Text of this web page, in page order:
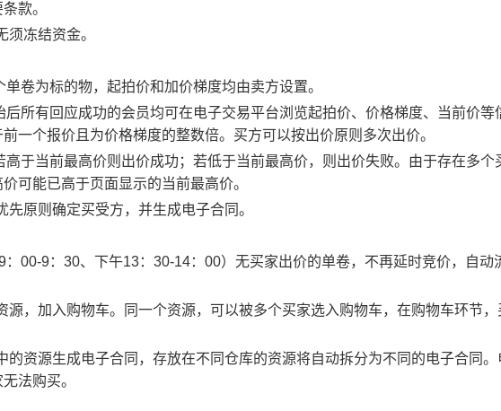
款。
冻结资金。
卷为标的物，起拍价和加价梯度均由卖方设置。
所有回应成功的会员均可在电子交易平台浏览起拍价、价格梯度、当前价等
一个报价且为价格梯度的整数倍。买方可以按出价原则多次出价。
于当前最高价则出价成功；若低于当前最高价，则出价失败。由于存在多个
可能已高于页面显示的当前最高价。
原则确定买受方，并生成电子合同。
00-9：30、下午13：30-14：00）无买家出价的单卷，不再延时竞价，自动
源，加入购物车。同一个资源，可以被多个买家选入购物车，在购物车环节，
的资源生成电子合同，存放在不同仓库的资源将自动拆分为不同的电子合同。
法购买。